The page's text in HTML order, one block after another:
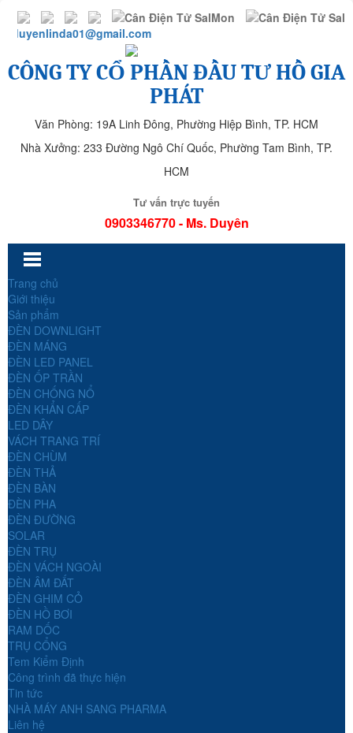
duyenlinda01@gmail.com
CÔNG TY CỔ PHẦN ĐẦU TƯ HỒ GIA
PHÁT
Văn Phòng: 19A Linh Đông, Phường Hiệp Bình, TP. HCM
Nhà Xưởng: 233 Đường Ngô Chí Quốc, Phường Tam Bình, TP.
HCM
Tư vấn trực tuyến
0903346770 - Ms. Duyên
Trang chủ
Giới thiệu
Sản phẩm
ĐÈN DOWNLIGHT
ĐÈN MÁNG
ĐÈN LED PANEL
ĐÈN ỐP TRẦN
ĐÈN CHỐNG NỔ
ĐÈN KHẨN CẤP
LED DÂY
VÁCH TRANG TRÍ
ĐÈN CHÙM
ĐÈN THẢ
ĐÈN BÀN
ĐÈN PHA
ĐÈN ĐƯỜNG
SOLAR
ĐÈN TRỤ
ĐÈN VÁCH NGOÀI
ĐÈN ÂM ĐẤT
ĐÈN GHIM CỎ
ĐÈN HỒ BƠI
RAM DỐC
TRỤ CỔNG
Tem Kiểm Định
Công trình đã thực hiện
Tin tức
NHÀ MÁY ANH SANG PHARMA
Liên hệ